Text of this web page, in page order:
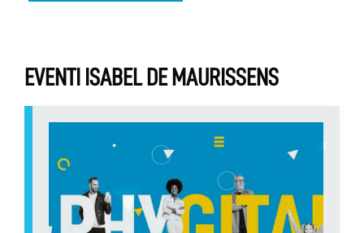
EVENTI ISABEL DE MAURISSENS